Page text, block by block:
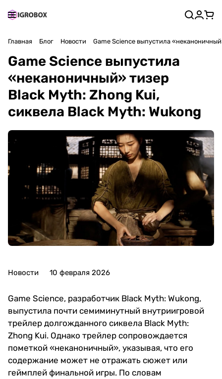
Главная Блог Новости Game Science выпустила
Game Science выпустила
«неканоничный» тизер
Black Myth: Zhong Kui,
сиквела Black Myth: Wukong
Новости 10 февраля 2026
Game Science, разработчик Black Myth: Wukong,
выпустила почти семиминутный внутриигровой
трейлер долгожданного сиквела Black Myth:
Zhong Kui. Однако трейлер сопровождается
пометкой «неканоничный», указывая, что его
содержание может не отражать сюжет или
геймплей финальной игры. По словам